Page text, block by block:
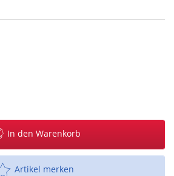
In den Warenkorb
Artikel merken